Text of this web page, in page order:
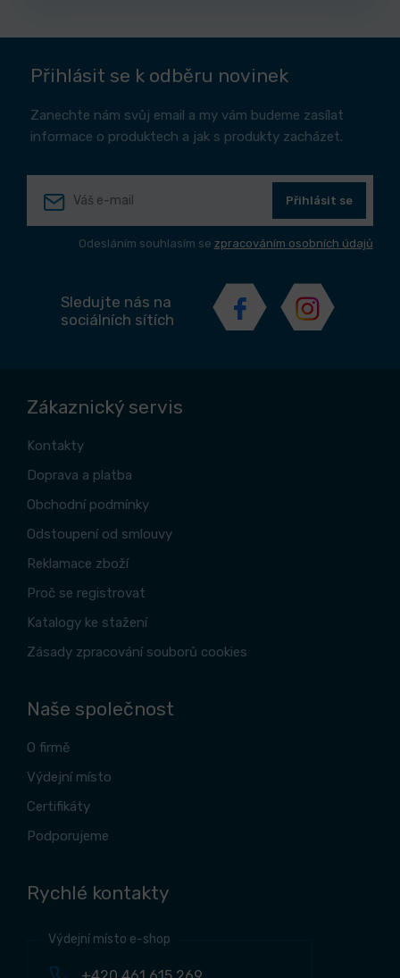
Přihlásit se k odběru novinek
Zanechte nám svůj email a my vám budeme zasílat
informace o produktech a jak s produkty zacházet.
Přihlásit se
Odesláním souhlasím se zpracováním osobních údajů
Sledujte nás na
sociálních sítích
Zákaznický servis
Kontakty
Doprava a platba
Obchodní podmínky
Odstoupení od smlouvy
Reklamace zboží
Proč se registrovat
Katalogy ke stažení
Zásady zpracování souborů cookies
Naše společnost
O firmě
Výdejní místo
Certifikáty
Podporujeme
Rychlé kontakty
Výdejní místo e-shop